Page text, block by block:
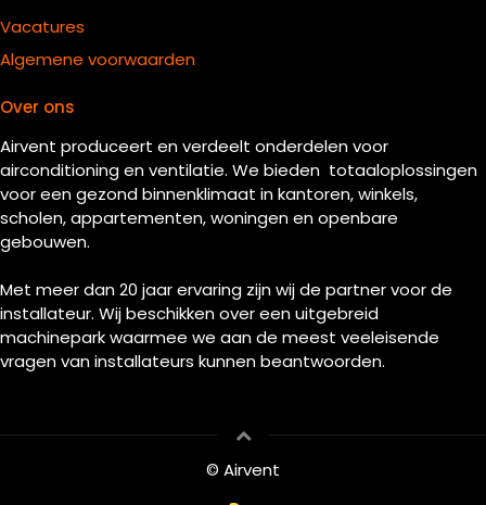
Vacatures
Algemene voorwaarden
Over ons
Airvent produceert en verdeelt onderdelen voor
airconditioning en ventilatie. We bieden totaaloplossingen
voor een gezond binnenklimaat in kantoren, winkels,
scholen, appartementen, woningen en openbare
gebouwen.
Met meer dan 20 jaar ervaring zijn wij de partner voor de
installateur. Wij beschikken over een uitgebreid
machinepark waarmee we aan de meest veeleisende
vragen van installateurs kunnen beantwoorden.
© Airvent